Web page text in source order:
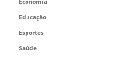
Economia
Educação
Esportes
Saúde